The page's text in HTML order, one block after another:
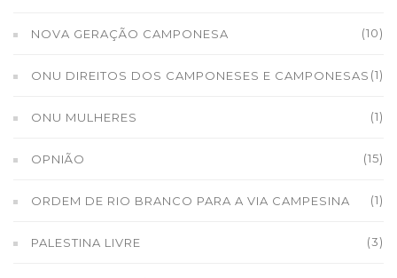
NOVA GERAÇÃO CAMPONESA (10)
ONU DIREITOS DOS CAMPONESES E CAMPONESAS (1)
ONU MULHERES (1)
OPNIÃO (15)
ORDEM DE RIO BRANCO PARA A VIA CAMPESINA (1)
PALESTINA LIVRE (3)